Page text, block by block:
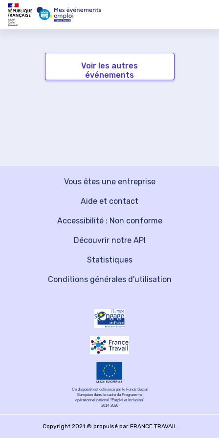
Voir les autres
événements
Vous êtes une entreprise
Découvrir notre API
Aide et contact
Statistiques
Accessibilité : Non conforme
Conditions générales d'utilisation
Ce dispositif est cofinancé par le Fonds Social
Européen dans le cadre du Programme
opérationnel national "Emploi et inclusion"
2014-2020
Copyright 2021 © propulsé par FRANCE TRAVAIL